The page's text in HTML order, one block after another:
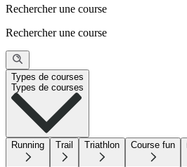
Rechercher une course
Rechercher une course
Types de courses
Types de courses
Running Trail Triathlon Course fun